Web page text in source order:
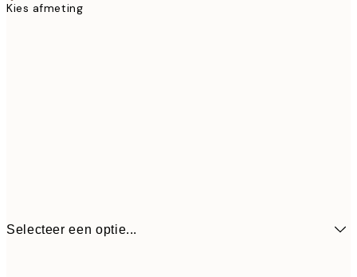
Kies afmeting
Selecteer een optie...